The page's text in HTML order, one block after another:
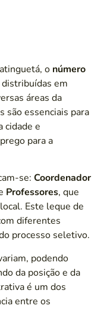
o número
em
áreas da
são essenciais para
cidade e
para a
se: Coordenador
Professores, que
Este leque de
diferentes
processo seletivo.
podendo
da posição e da
é um dos
entre os